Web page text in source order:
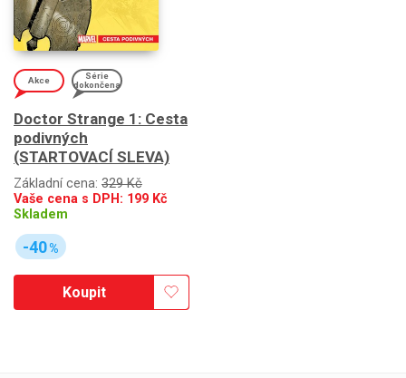
Akce
Série
dokončena
Doctor Strange 1: Cesta
podivných
(STARTOVACÍ SLEVA)
Základní cena: 329 Kč
Vaše cena s DPH: 199 Kč
Skladem
-40%
Koupit